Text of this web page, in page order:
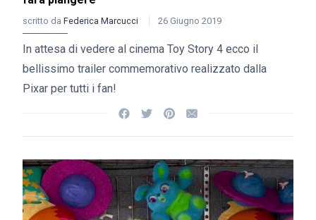
scritto da Federica Marcucci 26 Giugno 2019
In attesa di vedere al cinema Toy Story 4 ecco il
bellissimo trailer commemorativo realizzato dalla
Pixar per tutti i fan!